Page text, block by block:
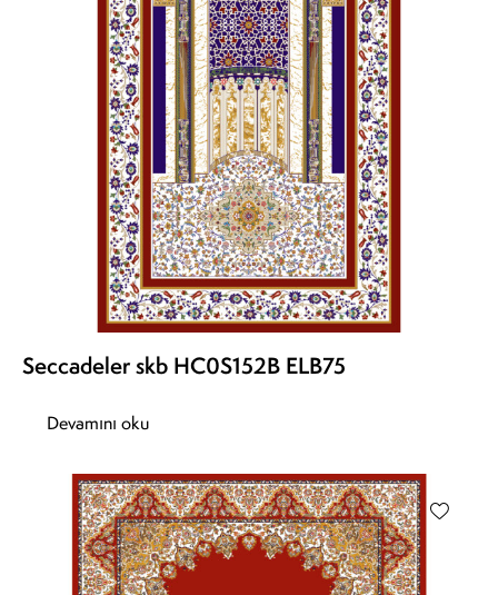
Seccadeler skb HC0S152B ELB75
Devamını oku